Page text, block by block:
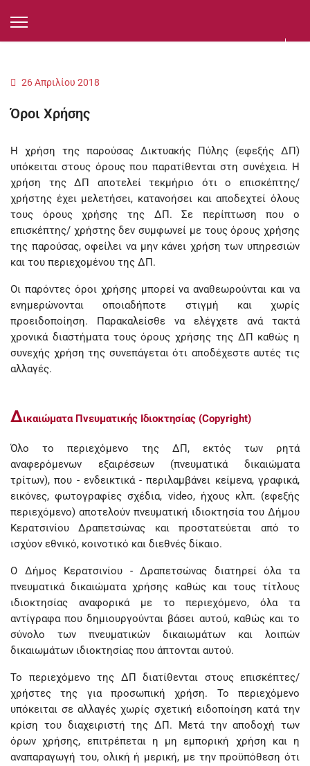
26 Απριλίου 2018
Όροι Χρήσης
Η χρήση της παρούσας Δικτυακής Πύλης (εφεξής ΔΠ)
υπόκειται στους όρους που παρατίθενται στη συνέχεια. Η
χρήση της ΔΠ αποτελεί τεκμήριο ότι ο επισκέπτης/
χρήστης έχει μελετήσει, κατανοήσει και αποδεχτεί όλους
τους όρους χρήσης της ΔΠ. Σε περίπτωση που ο
επισκέπτης/ χρήστης δεν συμφωνεί με τους όρους χρήσης
της παρούσας, οφείλει να μην κάνει χρήση των υπηρεσιών
και του περιεχομένου της ΔΠ.
Οι παρόντες όροι χρήσης μπορεί να αναθεωρούνται και να
ενημερώνονται οποιαδήποτε στιγμή και χωρίς
προειδοποίηση. Παρακαλείσθε να ελέγχετε ανά τακτά
χρονικά διαστήματα τους όρους χρήσης της ΔΠ καθώς η
συνεχής χρήση της συνεπάγεται ότι αποδέχεστε αυτές τις
αλλαγές.
Δικαιώματα Πνευματικής Ιδιοκτησίας (Copyright)
Όλο το περιεχόμενο της ΔΠ, εκτός των ρητά
αναφερόμενων εξαιρέσεων (πνευματικά δικαιώματα
τρίτων), που - ενδεικτικά - περιλαμβάνει κείμενα, γραφικά,
εικόνες, φωτογραφίες σχέδια, video, ήχους κλπ. (εφεξής
περιεχόμενο) αποτελούν πνευματική ιδιοκτησία του Δήμου
Κερατσινίου Δραπετσώνας και προστατεύεται από το
ισχύον εθνικό, κοινοτικό και διεθνές δίκαιο.
Ο Δήμος Κερατσινίου - Δραπετσώνας διατηρεί όλα τα
πνευματικά δικαιώματα χρήσης καθώς και τους τίτλους
ιδιοκτησίας αναφορικά με το περιεχόμενο, όλα τα
αντίγραφα που δημιουργούνται βάσει αυτού, καθώς και το
σύνολο των πνευματικών δικαιωμάτων και λοιπών
δικαιωμάτων ιδιοκτησίας που άπτονται αυτού.
Το περιεχόμενο της ΔΠ διατίθενται στους επισκέπτες/
χρήστες της για προσωπική χρήση. Το περιεχόμενο
υπόκειται σε αλλαγές χωρίς σχετική ειδοποίηση κατά την
κρίση του διαχειριστή της ΔΠ. Μετά την αποδοχή των
όρων χρήσης, επιτρέπεται η μη εμπορική χρήση και η
αναπαραγωγή του, ολική ή μερική, με την προϋπόθεση ότι